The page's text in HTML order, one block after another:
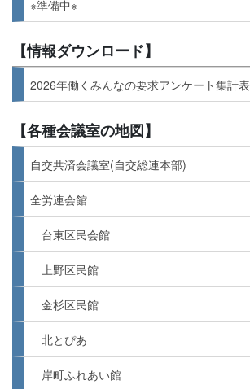
※準備中※
【情報ダウンロード】
2026年働くみんなの要求アンケート集計表
【各種会議室の地図】
自交共済会議室(自交総連本部)
全労連会館
台東区民会館
上野区民館
金杉区民館
北とぴあ
岸町ふれあい館